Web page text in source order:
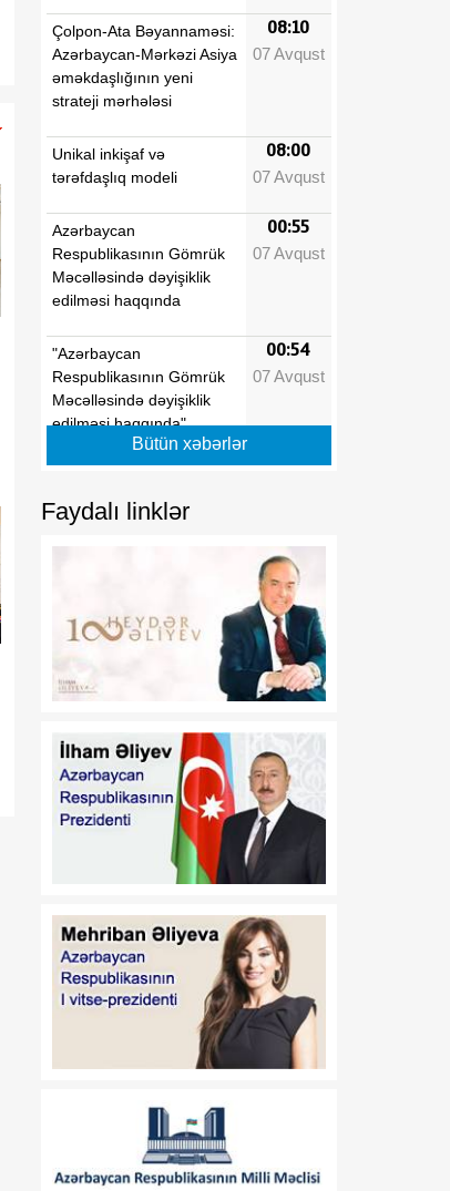
Çolpon-Ata Bəyannaməsi:
Azərbaycan-Mərkəzi Asiya
əməkdaşlığının yeni
strateji mərhələsi
08:10
07 Avqust
Unikal inkişaf və
tərəfdaşlıq modeli
08:00
07 Avqust
Azərbaycan
Respublikasının Gömrük
Məcəlləsində dəyişiklik
edilməsi haqqında
00:55
07 Avqust
"Azərbaycan
Respublikasının Gömrük
Məcəlləsində dəyişiklik
edilməsi haqqında"
Azərbaycan
Respublikasının 2026-cı il
nömrəli Qanununun tətbiqi
Sərəncamında dəyişiklik
edilməsi barədə
00:54
07 Avqust
Prezidentinin "Dövlət
əmlakının özəlləşdirilməsi
haqqında" Azərbaycan
Respublikası Qanununun
tətbiq edilməsi barədə"
2000-ci il 10 avqust tarixli
382 nömrəli, "Azərbaycan
əmlakının
özəlləşdirilməsinin II
Dövlət Proqramı"nın
təsdiq edilməsi barədə"
2000-ci il 10 avqust tarixli
383 nömrəli, "Yerli icra
hakimiyyətləri haqqında
edilməsi barədə" 2012-ci il
6 iyun tarixli 648 nömrəli,
"Dövlətə məxsus olan
hüquqi şəxslərin daxili və
00:53
07 Avqust
Bütün xəbərlər
Faydalı linklər